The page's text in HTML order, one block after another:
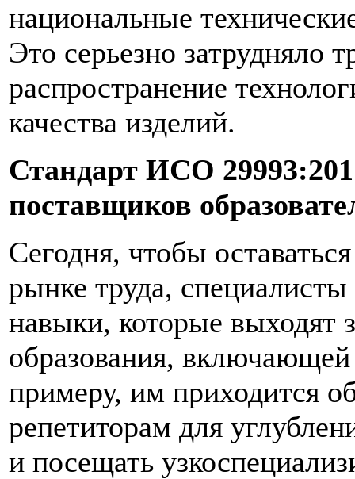
национальные
Это серьезно затрудняло
распространение
качества изделий.
Стандарт ИСО
поставщиков
Сегодня, чтобы
рынке труда,
навыки, которые выходят
образования,
примеру, им приходится
репетиторам для
и посещать